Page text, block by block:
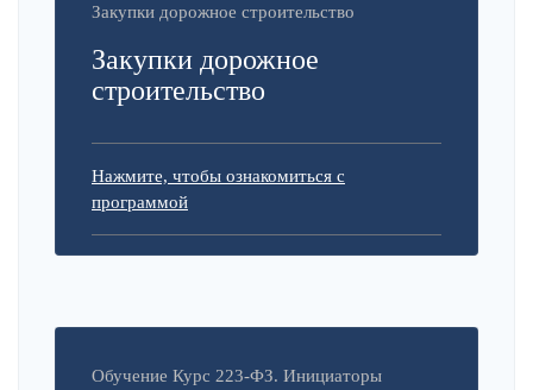
Закупки дорожное строительство
Закупки дорожное
строительство
Нажмите, чтобы ознакомиться с
программой
Обучение Курс 223-ФЗ. Инициаторы